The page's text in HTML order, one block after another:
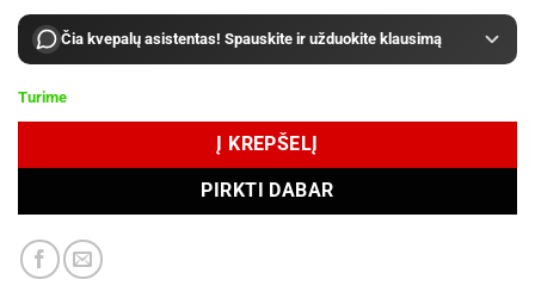
Čia kvepalų asistentas! Spauskite ir užduokite klausimą
Turime
Į KREPŠELĮ
PIRKTI DABAR